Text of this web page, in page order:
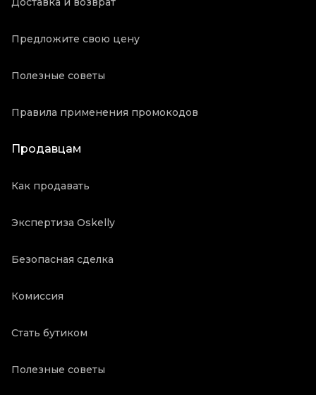
Предложите свою цену
Полезные советы
Правила применения промокодов
Продавцам
Как продавать
Экспертиза Oskelly
Безопасная сделка
Комиссия
Стать бутиком
Полезные советы